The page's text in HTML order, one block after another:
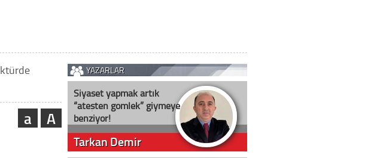
A
a
YAZARLAR
Siyaset yapmak artık
“ateşten gömlek” giymeye
benziyor!
Tarkan Demir